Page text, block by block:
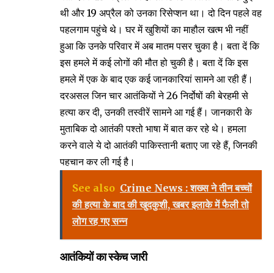
थी और 19 अप्रैल को उनका रिसेप्शन था। दो दिन पहले वह
पहलगाम पहुंचे थे। घर में खुशियों का माहौल खत्म भी नहीं
हुआ कि उनके परिवार में अब मातम पसर चुका है। बता दें कि
इस हमले में कई लोगों की मौत हो चुकी है। बता दें कि इस
हमले में एक के बाद एक कई जानकारियां सामने आ रही हैं।
दरअसल जिन चार आतंकियों ने 26 निर्दोषों की बेरहमी से
हत्या कर दी, उनकी तस्वीरें सामने आ गई हैं। जानकारी के
मुताबिक दो आतंकी पश्तो भाषा में बात कर रहे थे। हमला
करने वाले ये दो आतंकी पाकिस्तानी बताए जा रहे हैं, जिनकी
पहचान कर ली गई है।
See also Crime News : शख्स ने तीन बच्चों
की हत्या के बाद की खुदकुशी, खबर इलाके में फैली तो
लोग रह गए सन्न
आतंकियों का स्केच जारी